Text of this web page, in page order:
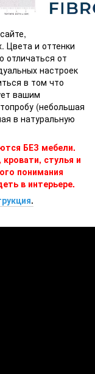
Цвета и оттенки
отличаться от
настроек
в том что
вашим
(небольшая
в натуральную
БЕЗ мебели.
стулья и
понимания
в интерьере.
.